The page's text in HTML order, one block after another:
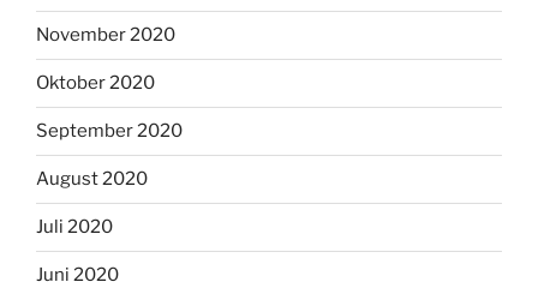
November 2020
Oktober 2020
September 2020
August 2020
Juli 2020
Juni 2020